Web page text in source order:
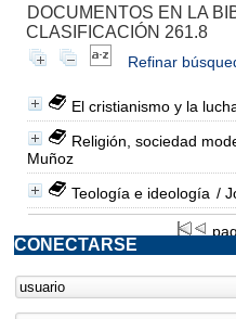
DOCUMENTOS EN LA
CLASIFICACIÓN 261.8
Refinar
El cristianismo y la
Religión, sociedad
Muñoz
Teología e ideología /
CONECTARSE